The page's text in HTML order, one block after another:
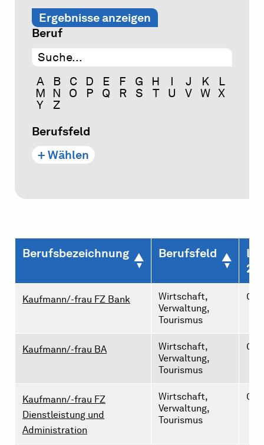
Ergebnisse anzeigen
Beruf
A B C D E F G H I J K
L
M
N O P Q R S T U V W X
Y
Z
Berufsfeld
+ Wählen
Berufsbezeichnung Berufsfeld
Kaufmann/-frau FZ Bank
Wirtschaft,
Verwaltung,
Tourismus
0
Kaufmann/-frau BA
Wirtschaft,
Verwaltung,
Tourismus
0
Kaufmann/-frau FZ
Dienstleistung und
Administration
Wirtschaft,
Verwaltung,
Tourismus
0